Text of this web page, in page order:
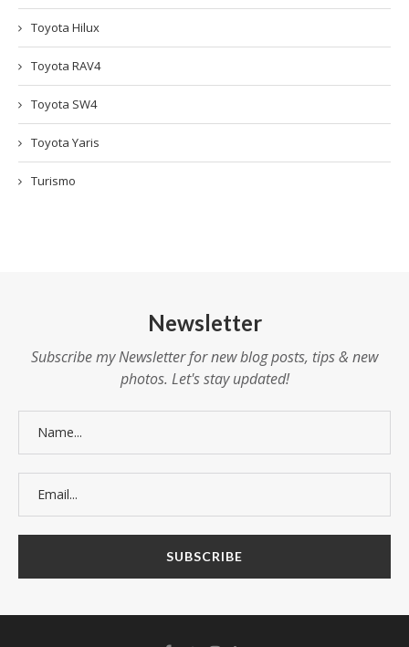
Toyota Hilux
Toyota RAV4
Toyota SW4
Toyota Yaris
Turismo
Newsletter
Subscribe my Newsletter for new blog posts, tips & new
photos. Let's stay updated!